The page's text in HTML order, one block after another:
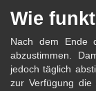
Wie
Nach dem Ende
abzustimmen.
jedoch täglich
zur Verfügung die